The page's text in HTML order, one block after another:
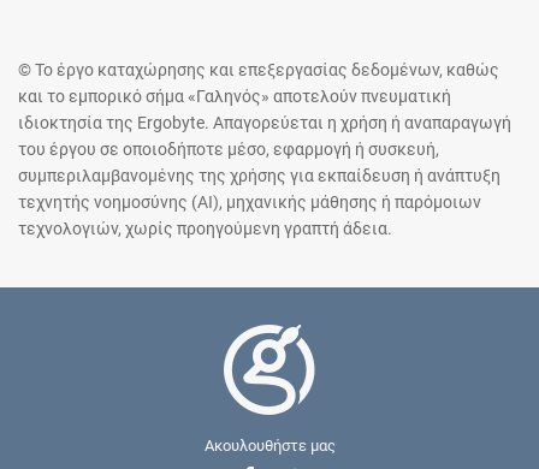
© Το έργο καταχώρησης και επεξεργασίας δεδομένων, καθώς
και το εμπορικό σήμα «Γαληνός» αποτελούν πνευματική
ιδιοκτησία της Ergobyte. Απαγορεύεται η χρήση ή αναπαραγωγή
του έργου σε οποιοδήποτε μέσο, εφαρμογή ή συσκευή,
συμπεριλαμβανομένης της χρήσης για εκπαίδευση ή ανάπτυξη
τεχνητής νοημοσύνης (AI), μηχανικής μάθησης ή παρόμοιων
τεχνολογιών, χωρίς προηγούμενη γραπτή άδεια.
Ακουλουθήστε μας